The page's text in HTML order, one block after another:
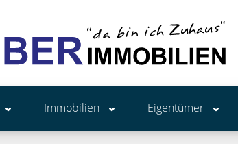
Immobilien Eigentümer